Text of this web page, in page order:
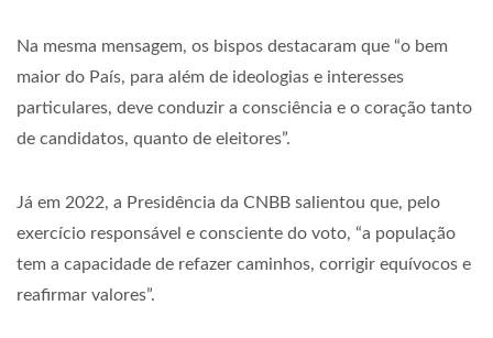
Na mesma mensagem, os bispos destacaram que “o bem
maior do País, para além de ideologias e interesses
particulares, deve conduzir a consciência e o coração tanto
de candidatos, quanto de eleitores”.
Já em 2022, a Presidência da CNBB salientou que, pelo
exercício responsável e consciente do voto, “a população
tem a capacidade de refazer caminhos, corrigir equívocos e
reafirmar valores”.